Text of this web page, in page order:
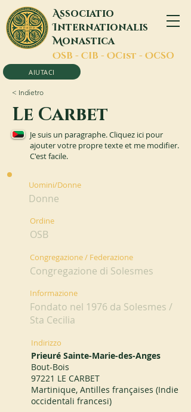
Associatio
Internationalis
Monastica
OSB - CIB - OCist - OCSO
AIUTACI
< Indietro
Le Carbet
Je suis un paragraphe. Cliquez ici pour
ajouter votre propre texte et me modifier.
C'est facile.
Uomini/Donne
Donne
Ordine
OSB
Congregazione / Federazione
Congregazione di Solesmes
Informazione
Fondato nel 1976 da Solesmes /
Sta Cecilia
Indirizzo
Prieuré Sainte-Marie-des-Anges
Bout-Bois
97221 LE CARBET
Martinique, Antilles françaises (Indie
occidentali francesi)